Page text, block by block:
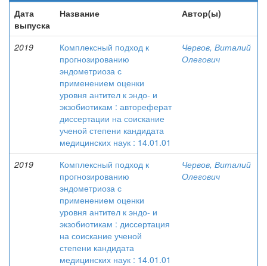
Дата
выпуска
Название Автор(ы)
2019
Комплексный подход к
прогнозированию
эндометриоза с
применением оценки
уровня антител к эндо- и
экзобиотикам : автореферат
диссертации на ϲоиϲкание
ученой ϲтепени кандидата
медицинских наук : 14.01.01
Червов, Виталий
Олегович
2019
Комплексный подход к
прогнозированию
эндометриоза с
применением оценки
уровня антител к эндо- и
экзобиотикам : диссертация
на ϲоиϲкание ученой
ϲтепени кандидата
медицинских наук : 14.01.01
Червов, Виталий
Олегович